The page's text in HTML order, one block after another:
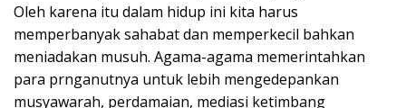
Oleh karena itu dalam hidup ini kita harus
memperbanyak sahabat dan memperkecil bahkan
meniadakan musuh. Agama-agama memerintahkan
para prnganutnya untuk lebih mengedepankan
musyawarah, perdamaian, mediasi ketimbang